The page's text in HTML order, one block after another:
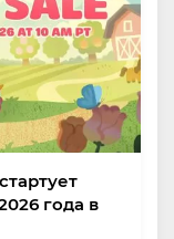
года в